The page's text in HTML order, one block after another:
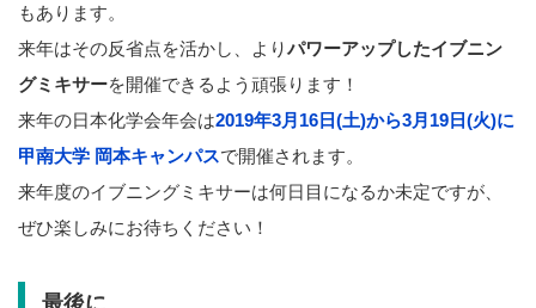
もあります。
来年はその反省点を活かし、よりパワーアップしたイブニン
グミキサーを開催できるよう頑張ります！
来年の日本化学会年会は2019年3月16日(土)から3月19日(火)に
甲南大学 岡本キャンパスで開催されます。
来年度のイブニングミキサーは何日目になるか未定ですが、
ぜひ楽しみにお待ちください！